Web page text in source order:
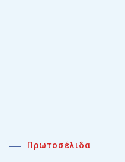
Πρωτοσέλιδα